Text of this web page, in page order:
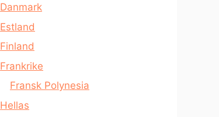
Danmark
Estland
Finland
Frankrike
Fransk Polynesia
Hellas